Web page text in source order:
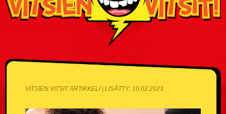
Armeijavitsit
VITSIEN VITSIT ARTIKKELI | LISÄTTY: 10.02.2023